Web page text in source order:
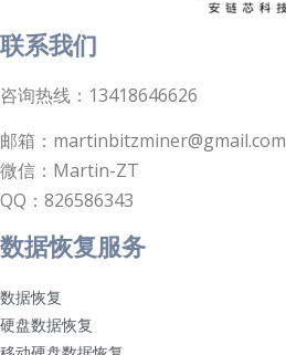
联系我们
咨询热线：13418646626
邮箱：martinbitzminer@gmail.com
微信：Martin-ZT
QQ：826586343
数据恢复服务
数据恢复
硬盘数据恢复